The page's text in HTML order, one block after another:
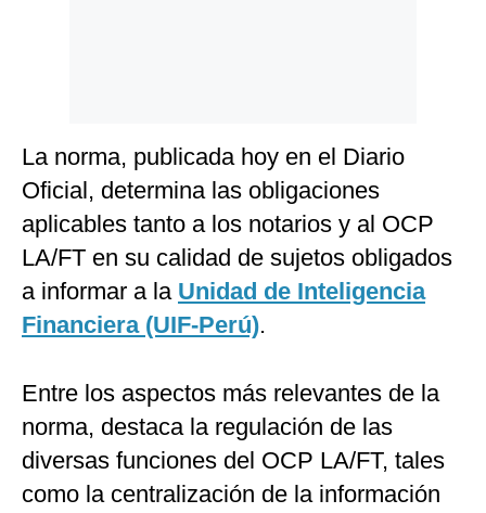
La norma, publicada hoy en el Diario
Oficial, determina las obligaciones
aplicables tanto a los notarios y al OCP
LA/FT en su calidad de sujetos obligados
a informar a la Unidad de Inteligencia
Financiera (UIF-Perú).
Entre los aspectos más relevantes de la
norma, destaca la regulación de las
diversas funciones del OCP LA/FT, tales
como la centralización de la información